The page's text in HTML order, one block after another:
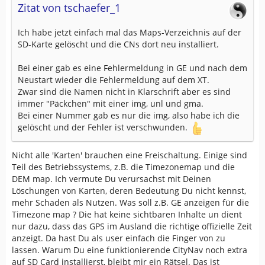
Zitat von tschaefer_1
Ich habe jetzt einfach mal das Maps-Verzeichnis auf der
SD-Karte gelöscht und die CNs dort neu installiert.
Bei einer gab es eine Fehlermeldung in GE und nach dem
Neustart wieder die Fehlermeldung auf dem XT.
Zwar sind die Namen nicht in Klarschrift aber es sind
immer "Päckchen" mit einer img, unl und gma.
Bei einer Nummer gab es nur die img, also habe ich die
gelöscht und der Fehler ist verschwunden.
Nicht alle 'Karten' brauchen eine Freischaltung. Einige sind
Teil des Betriebssystems, z.B. die Timezonemap und die
DEM map. Ich vermute Du verursachst mit Deinen
Löschungen von Karten, deren Bedeutung Du nicht kennst,
mehr Schaden als Nutzen. Was soll z.B. GE anzeigen für die
Timezone map ? Die hat keine sichtbaren Inhalte un dient
nur dazu, dass das GPS im Ausland die richtige offizielle Zeit
anzeigt. Da hast Du als user einfach die Finger von zu
lassen. Warum Du eine funktionierende CityNav noch extra
auf SD Card installierst, bleibt mir ein Rätsel. Das ist